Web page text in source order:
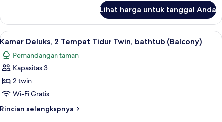
One
Bedroom
Pool
Lihat harga untuk tanggal Anda
Lihat
semua
foto
untuk
Kamar
Deluks,
2
Tempat
Seprai premium, minibar, brankas,
8
Kamar Deluks, 2 Tempat Tidur Twin, bathtub (Balcony)
Pemandangan taman
Kapasitas 3
2 twin
Wi-Fi Gratis
Rincian selengkapnya
Rincian